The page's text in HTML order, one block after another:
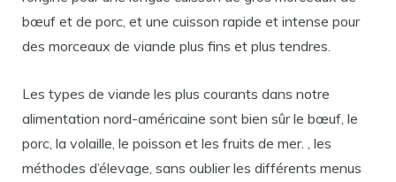
bœuf et de porc, et une cuisson rapide et intense pour
des morceaux de viande plus fins et plus tendres.
Les types de viande les plus courants dans notre
alimentation nord-américaine sont bien sûr le bœuf, le
porc, la volaille, le poisson et les fruits de mer. , les
méthodes d’élevage, sans oublier les différents menus